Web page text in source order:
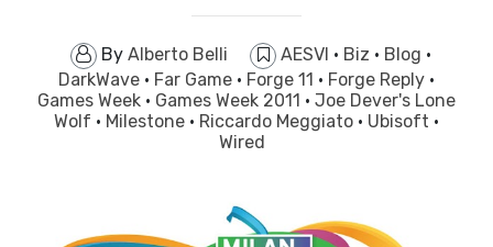
By Alberto Belli AESVI · Biz · Blog ·
DarkWave · Far Game · Forge 11 · Forge Reply ·
Games Week · Games Week 2011 · Joe Dever's Lone
Wolf · Milestone · Riccardo Meggiato · Ubisoft ·
Wired